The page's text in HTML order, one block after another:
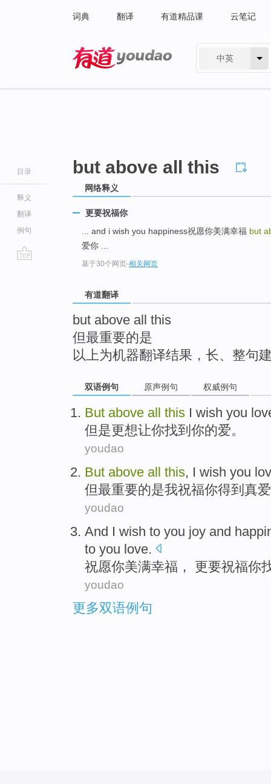
词典 翻译 有道精品课 云笔记
中英
目录
释义
翻译
例句
but above all this
网络释义
更要祝福你
... and i wish you happiness祝愿你美满幸福 but
爱你 ...
基于30个网页-相关网页
有道翻译
but above all this
但最重要的是
以上为机器翻译结果，长、整句
双语例句 原声例句 权威例句
But above all this I wish you
但是更想让你找到 你的爱。
youdao
But above all this, I wish you
但最重要的是我祝福你得到真
youdao
And I wish to you joy and
to you love.
祝愿你美满幸福 ， 更要祝福你
youdao
更多双语例句